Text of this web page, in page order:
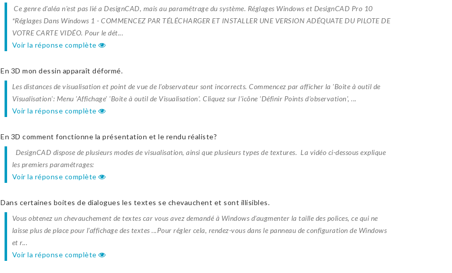
Ce genre d'aléa n'est pas lié a DesignCAD, mais au paramétrage du système. Réglages Windows et DesignCAD Pro 10
*Réglages Dans Windows 1 - COMMENCEZ PAR TÉLÉCHARGER ET INSTALLER UNE VERSION ADÉQUATE DU PILOTE DE
VOTRE CARTE VIDÉO. Pour le dét...
Voir la réponse complète
En 3D mon dessin apparaît déformé.
Les distances de visualisation et point de vue de l'observateur sont incorrects. Commencez par afficher la 'Boite à outil de
Visualisation': Menu 'Affichage' 'Boite à outil de Visualisation'. Cliquez sur l'icône 'Définir Points d'observation', ...
Voir la réponse complète
En 3D comment fonctionne la présentation et le rendu réaliste?
DesignCAD dispose de plusieurs modes de visualisation, ainsi que plusieurs types de textures. La vidéo ci-dessous explique
les premiers paramétrages:
Voir la réponse complète
Dans certaines boites de dialogues les textes se chevauchent et sont illisibles.
Vous obtenez un chevauchement de textes car vous avez demandé à Windows d’augmenter la taille des polices, ce qui ne
laisse plus de place pour l'affichage des textes ...Pour régler cela, rendez-vous dans le panneau de configuration de Windows
et r...
Voir la réponse complète